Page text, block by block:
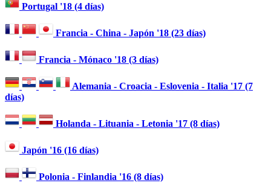
Portugal '18 (4 días)
Francia - China - Japón '18 (23 días)
Francia - Mónaco '18 (3 días)
Alemania - Croacia - Eslovenia - Italia '17 (7
días)
Holanda - Lituania - Letonia '17 (8 días)
Japón '16 (16 días)
Polonia - Finlandia '16 (8 días)